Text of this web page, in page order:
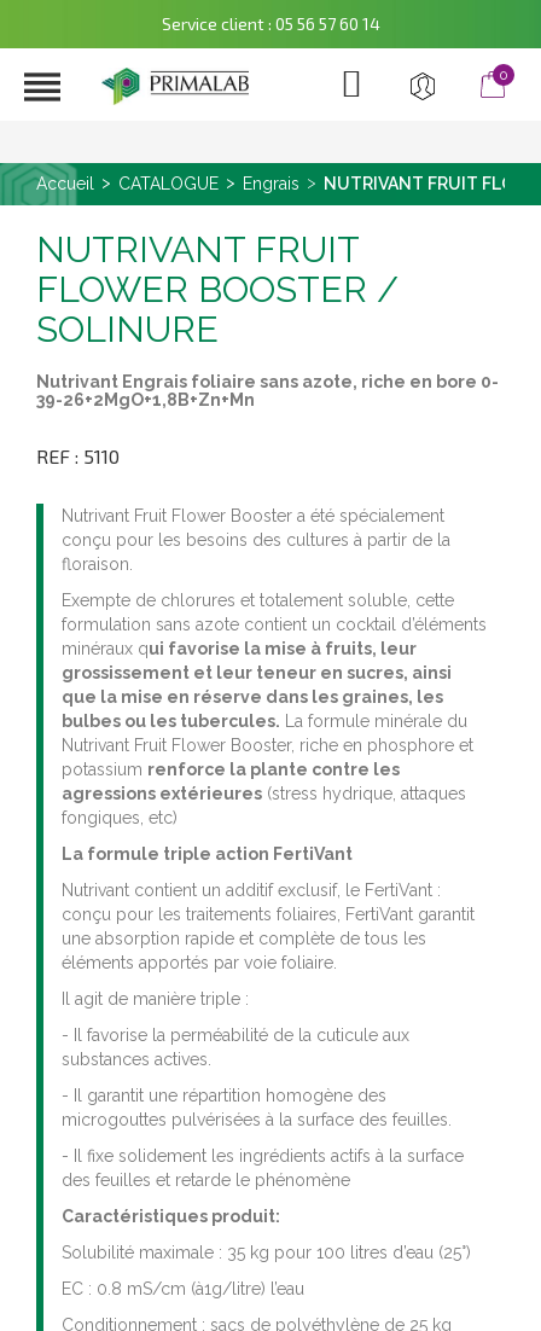
Service client : 05 56 57 60 14
0

Accueil CATALOGUE Engrais NUTRIVANT FRUIT
NUTRIVANT FRUIT
FLOWER BOOSTER /
SOLINURE
Nutrivant Engrais foliaire sans azote, riche en bore 0-
39-26+2MgO+1,8B+Zn+Mn
REF : 5110
Nutrivant Fruit Flower Booster a été spécialement
conçu pour les besoins des cultures à partir de la
floraison.
Exempte de chlorures et totalement soluble, cette
formulation sans azote contient un cocktail d’éléments
minéraux qui favorise la mise à fruits, leur
grossissement et leur teneur en sucres, ainsi
que la mise en réserve dans les graines, les
bulbes ou les tubercules. La formule minérale du
Nutrivant Fruit Flower Booster, riche en phosphore et
potassium renforce la plante contre les
agressions extérieures (stress hydrique, attaques
fongiques, etc)
La formule triple action FertiVant
Nutrivant contient un additif exclusif, le FertiVant :
conçu pour les traitements foliaires, FertiVant garantit
une absorption rapide et complète de tous les
éléments apportés par voie foliaire.
Il agit de manière triple :
- Il favorise la perméabilité de la cuticule aux
substances actives.
- Il garantit une répartition homogène des
microgouttes pulvérisées à la surface des feuilles.
- Il fixe solidement les ingrédients actifs à la surface
des feuilles et retarde le phénomène
Caractéristiques produit:
Solubilité maximale : 35 kg pour 100 litres d’eau (25°)
EC : 0.8 mS/cm (à1g/litre) l’eau
Conditionnement : sacs de polyéthylène de 25 kg